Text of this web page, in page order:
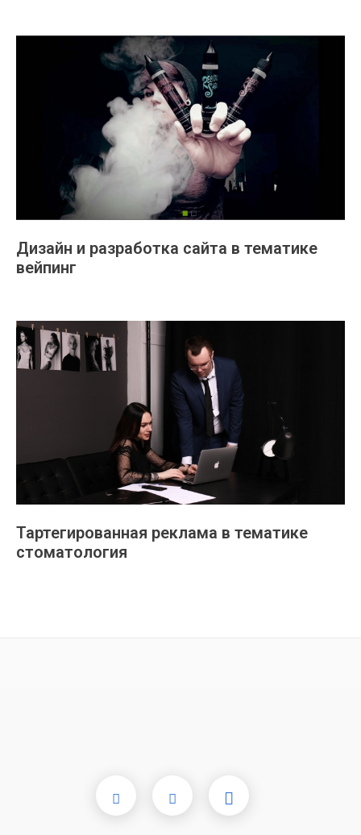
Дизайн и разработка сайта в тематике
вейпинг
Тартегированная реклама в тематике
стоматология